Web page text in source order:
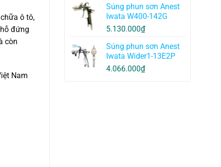
Súng phun sơn Anest
Iwata W400-142G
5.130.000₫
Súng phun sơn Anest
Iwata Wider1-13E2P
4.066.000₫
ô tô,
đứng
còn
Nam